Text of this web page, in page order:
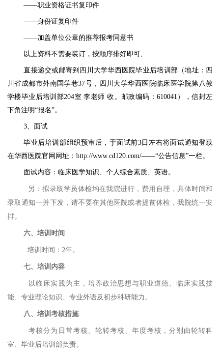
——职业资格证书复印件
——身份证复印件
——加盖单位公章的推荐报考同意书
以上资料不需要装订，按顺序排好即可
直接递交或邮寄到四川大学华西医院毕业后培训部（地址：四
川省成都市外南国学巷37号，四川大学华西医院临床医学院第八教
学楼毕业后培训部204室 李老师 收。邮政编码：610041），信封左
下角注明“报名”。
3、面试
毕业后培训部组织预审后，于面试前3日左右将面试通知登载
在华西医院官网网址： http://www.cd120.com/——“公告信息”一栏。
面试内容：临床医学知识、个人综合素质、英语。
另：拟录取学员体检均在我院进行，费用自理，具体时间和
录取通知一并下发，请不要在其他医院或者提前体检，我院统一安
排。
六、培训时间
培训时间： 2年。
七、培训内容
以临床实践为主，培养政治思想与职业道德、临床实践技
能、专业理论知识、专业外语及初步科研能力。
八、培训考核措施
考核分为日常考核、轮转考核、年度考核，分别由轮转科
室、毕业后培训部负责。